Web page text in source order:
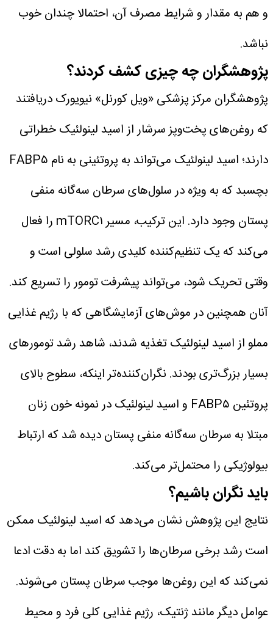
و هم به مقدار و شرایط مصرف آن، احتمالا چندان خوب
نباشد.
پژوهشگران چه چیزی کشف کردند؟
پژوهشگران مرکز پزشکی «ویل کورنل» نیویورک دریافتند
که روغن‌های پخت‌وپز سرشار از اسید لینولئیک خطراتی
دارند؛ اسید لینولئیک می‌تواند به پروتئینی به نام FABP۵
بچسبد که به ویژه در سلول‌های سرطان سه‌گانه منفی
پستان وجود دارد. این ترکیب، مسیر mTORC۱ را فعال
می‌کند که یک تنظیم‌کننده کلیدی رشد سلولی است و
وقتی تحریک شود، می‌تواند پیشرفت تومور را تسریع کند.
آنان همچنین در موش‌های آزمایشگاهی که با رژیم غذایی
مملو از اسید لینولئیک تغذیه شدند، شاهد رشد تومورهای
بسیار بزرگ‌تری بودند. نگران‌کننده‌تر اینکه، سطوح بالای
پروتئین FABP۵ و اسید لینولئیک در نمونه خون زنان
مبتلا به سرطان سه‌گانه منفی پستان دیده شد که ارتباط
بیولوژیکی را محتمل‌تر می‌کند.
باید نگران باشیم؟
نتایج این پژوهش نشان می‌دهد که اسید لینولئیک ممکن
است رشد برخی سرطان‌ها را تشویق کند اما به دقت ادعا
نمی‌کند که این روغن‌ها موجب سرطان پستان می‌شوند.
عوامل دیگر مانند ژنتیک، رژیم غذایی کلی فرد و محیط